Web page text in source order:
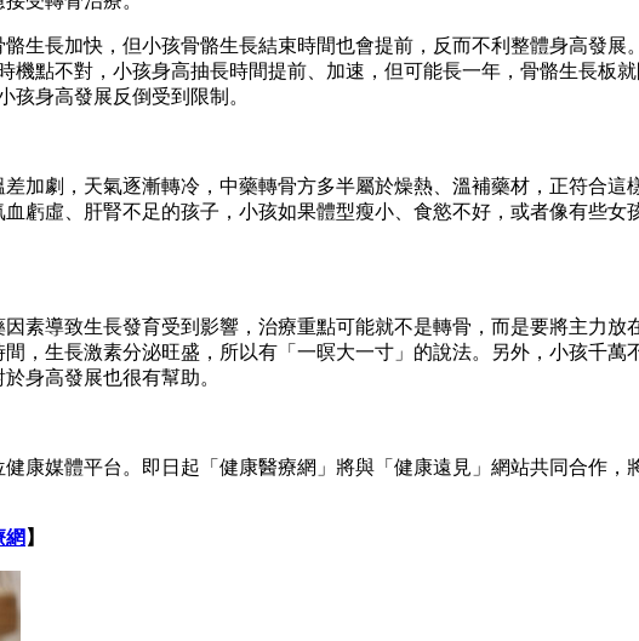
生長加快，但小孩骨骼生長結束時間也會提前，反而不利整體身高發
機點不對，小孩身高抽長時間提前、加速，但可能長一年，骨骼生長板
孩身高發展反倒受到限制。
加劇，天氣逐漸轉冷，中藥轉骨方多半屬於燥熱、溫補藥材，正符合
虧虛、肝腎不足的孩子，小孩如果體型瘦小、食慾不好，或者像有些
素導致生長發育受到影響，治療重點可能就不是轉骨，而是要將主力
，生長激素分泌旺盛，所以有「一暝大一寸」的說法。另外，小孩千
身高發展也很有幫助。
康媒體平台。即日起「健康醫療網」將與「健康遠見」網站共同合作
網 】